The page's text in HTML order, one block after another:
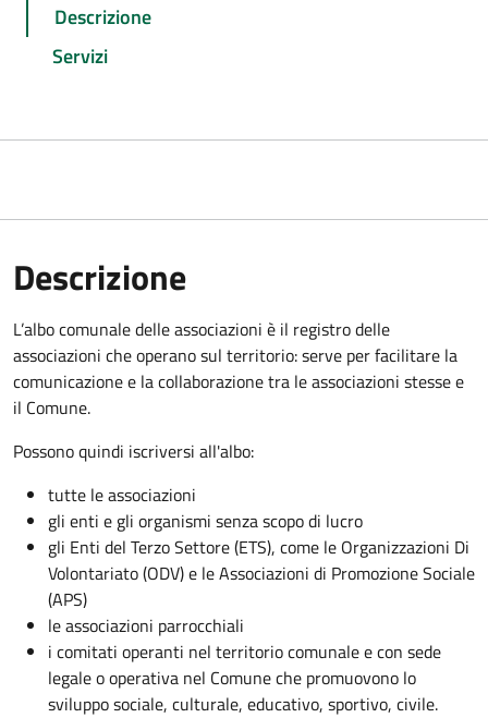
Descrizione
Servizi
Descrizione
L’albo comunale delle associazioni è il registro delle
associazioni che operano sul territorio: serve per facilitare la
comunicazione e la collaborazione tra le associazioni stesse e
il Comune.
Possono quindi iscriversi all'albo:
tutte le associazioni
gli enti e gli organismi senza scopo di lucro
gli Enti del Terzo Settore (ETS), come le Organizzazioni Di
Volontariato (ODV) e le Associazioni di Promozione Sociale
(APS)
le associazioni parrocchiali
i comitati operanti nel territorio comunale e con sede
legale o operativa nel Comune che promuovono lo
sviluppo sociale, culturale, educativo, sportivo, civile.